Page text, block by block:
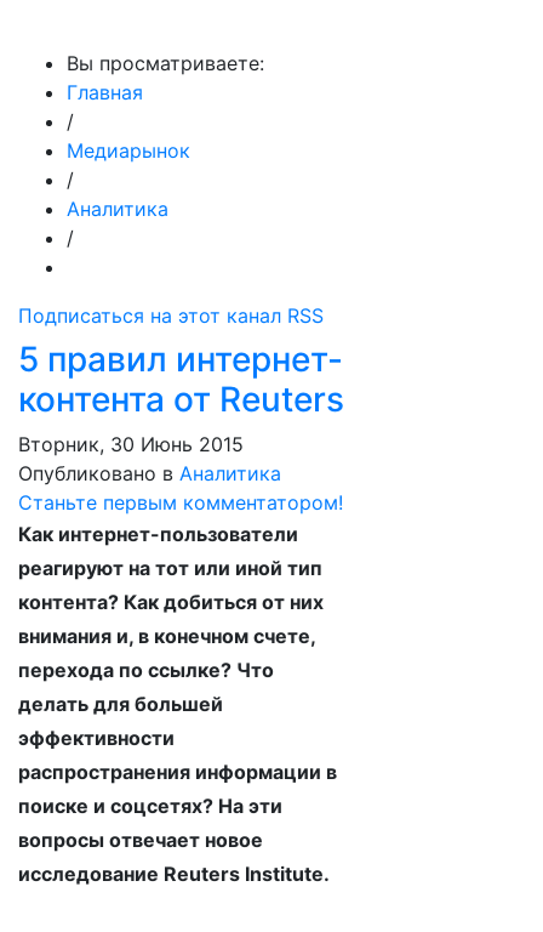
Вы просматриваете:
Главная
/
Медиарынок
/
Аналитика
/
Подписаться на этот канал RSS
5 правил интернет-
контента от Reuters
Вторник, 30 Июнь 2015
Опубликовано в Аналитика
Станьте первым комментатором!
Как интернет-пользователи
реагируют на тот или иной тип
контента? Как добиться от них
внимания и, в конечном счете,
перехода по ссылке? Что
делать для большей
эффективности
распространения информации в
поиске и соцсетях? На эти
вопросы отвечает новое
исследование Reuters Institute.